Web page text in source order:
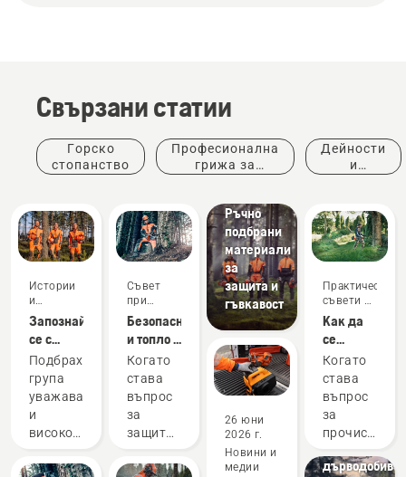
Свързани статии
Горско
стопанство
Професионална
грижа за
Дейности
и
Истории
и
вдъхновение
Запознайте
се с
екипа за
помощ
на
Husqvarna
– нашите
взискателни
Подбрахме
група
уважавани
и
висококвалифицирани
сред
Съвет
при
покупка
Безопасно
и топло –
аксесоарите
за
верижен
трион,
които ще
необходими,
Когато
става
въпрос
за
защитно
и
и
Защитно
облекло
от
Ръчно
подбрани
материали
за
защита и
гъвкавост
26 юни
2026 г.
Новини и
медии
Практически
съвети и
ръководства
Как да
се
възползвате
максимално
от своята
моторна
коса
Когато
става
въпрос
за
прочистване,
коса е
Решения
консумативи
дърводобив